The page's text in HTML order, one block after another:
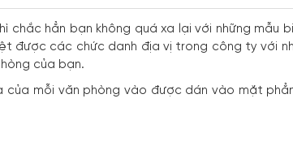
hẳn bạn không quá xa lại với những mẫu
được các chức danh địa vị trong công ty với
của bạn.
mỗi văn phòng vào được dán vào mặt